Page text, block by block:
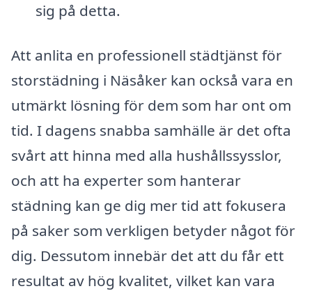
sig på detta.
Att anlita en professionell städtjänst för
storstädning i Näsåker kan också vara en
utmärkt lösning för dem som har ont om
tid. I dagens snabba samhälle är det ofta
svårt att hinna med alla hushållssysslor,
och att ha experter som hanterar
städning kan ge dig mer tid att fokusera
på saker som verkligen betyder något för
dig. Dessutom innebär det att du får ett
resultat av hög kvalitet, vilket kan vara